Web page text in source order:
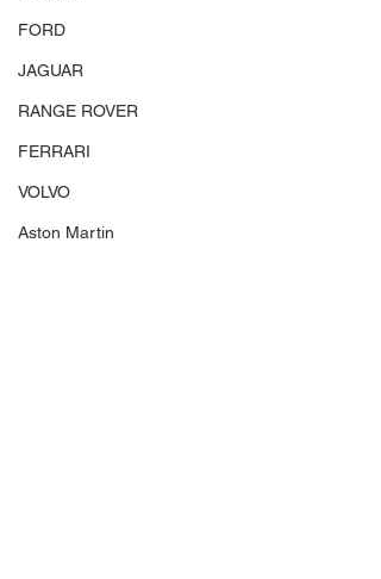
FORD
JAGUAR
RANGE ROVER
FERRARI
VOLVO
Aston Martin